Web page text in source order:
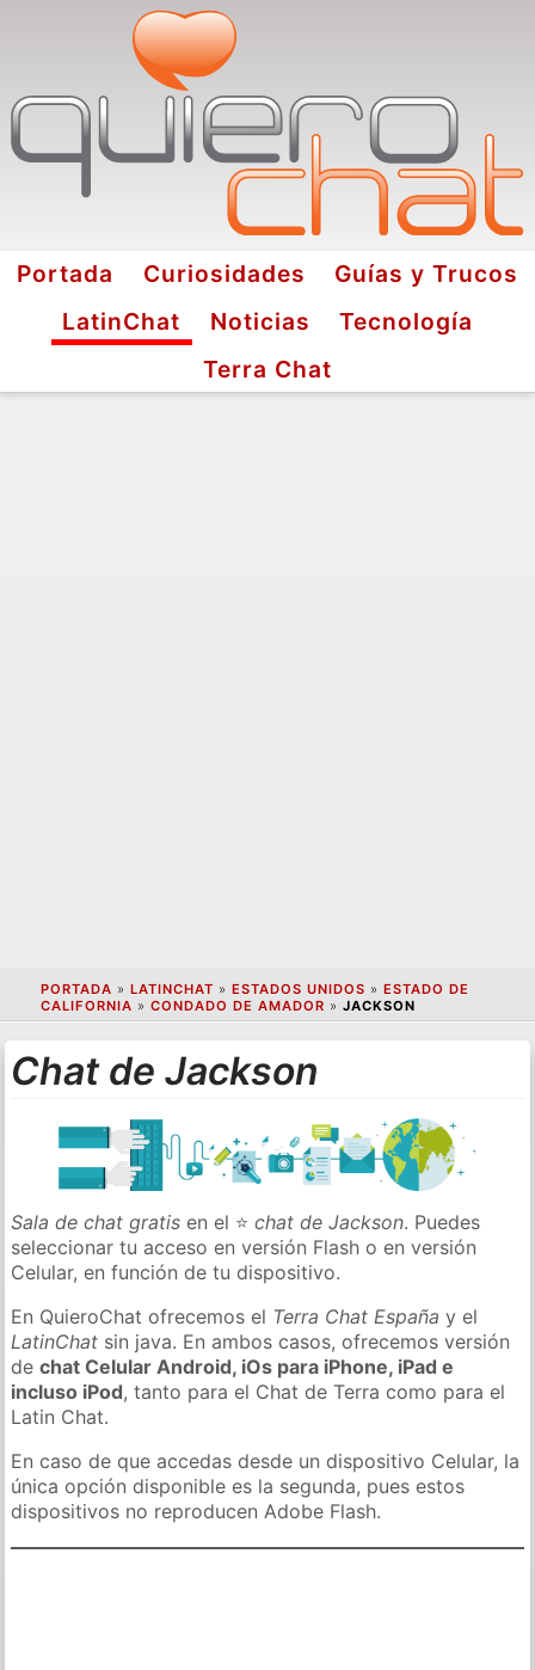
Portada Curiosidades
Guías y Trucos
LatinChat
Noticias
Tecnología
Terra Chat
PORTADA » LATINCHAT » ESTADOS UNIDOS » ESTADO DE
CALIFORNIA » CONDADO DE AMADOR » JACKSON
Chat de Jackson
Sala de chat gratis en el ⭐chat de Jackson. Puedes
seleccionar tu acceso en versión Flash o en versión
Celular, en función de tu dispositivo.
En QuieroChat ofrecemos el Terra Chat España y el
LatinChat sin java. En ambos casos, ofrecemos versión
dechat Celular Android, iOs para iPhone, iPad e
incluso iPod, tanto para el Chat de Terra como para el
Latin Chat.
En caso de que accedas desde un dispositivo Celular, la
única opción disponible es la segunda, pues estos
dispositivos no reproducen Adobe Flash.